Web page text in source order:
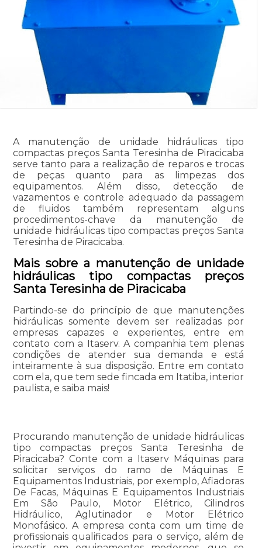
A manutenção de unidade hidráulicas tipo
compactas preços Santa Teresinha de Piracicaba
serve tanto para a realização de reparos e trocas
de peças quanto para as limpezas dos
equipamentos. Além disso, detecção de
vazamentos e controle adequado da passagem
de fluidos também representam alguns
procedimentos-chave da manutenção de
unidade hidráulicas tipo compactas preços Santa
Teresinha de Piracicaba.
Mais sobre a manutenção de unidade
hidráulicas tipo compactas preços
Santa Teresinha de Piracicaba
Partindo-se do princípio de que manutenções
hidráulicas somente devem ser realizadas por
empresas capazes e experientes, entre em
contato com a Itaserv. A companhia tem plenas
condições de atender sua demanda e está
inteiramente à sua disposição. Entre em contato
com ela, que tem sede fincada em Itatiba, interior
paulista, e saiba mais!
Procurando manutenção de unidade hidráulicas
tipo compactas preços Santa Teresinha de
Piracicaba? Conte com a Itaserv Máquinas para
solicitar serviços do ramo de Máquinas E
Equipamentos Industriais, por exemplo, Afiadoras
De Facas, Máquinas E Equipamentos Industriais
Em São Paulo, Motor Elétrico, Cilindros
Hidráulico, Aglutinador e Motor Elétrico
Monofásico. A empresa conta com um time de
profissionais qualificados para o serviço, além de